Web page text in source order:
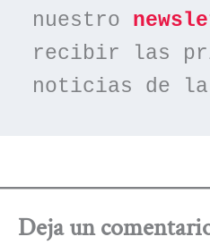
nuestro
recibir las
noticias de la
Deja un